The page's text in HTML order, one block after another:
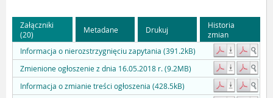
Załączniki
(20)
Metadane Drukuj
Historia
zmian
Informacja o nierozstrzygnięciu zapytania (391.2kB)
Zmienione ogłoszenie z dnia 16.05.2018 r. (9.2MB)
Informacja o zmianie treści ogłoszenia (428.5kB)